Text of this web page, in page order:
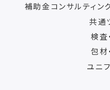
補助金コンサルティン
共通
検査
包材
ユニ